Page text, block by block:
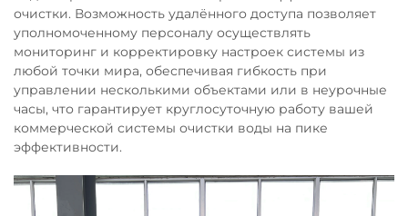
очистки. Возможность удалённого доступа позволяет
уполномоченному персоналу осуществлять
мониторинг и корректировку настроек системы из
любой точки мира, обеспечивая гибкость при
управлении несколькими объектами или в неурочные
часы, что гарантирует круглосуточную работу вашей
коммерческой системы очистки воды на пике
эффективности.